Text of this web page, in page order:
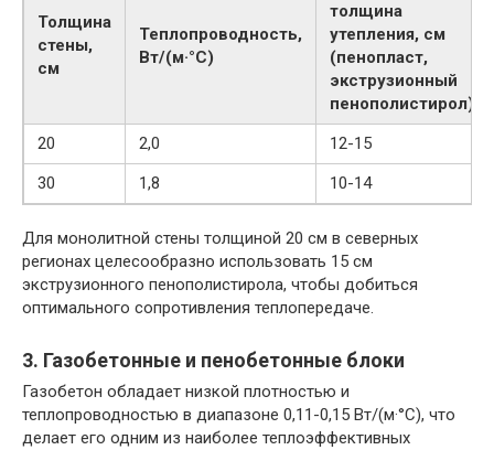
Толщина
стены,
см
Теплопроводность,
Вт/(м·°C)
толщина
утепления, см
(пенопласт,
экструзионный
пенополистирол)
20
2,0
12-15
30
1,8 10-14
Для монолитной стены толщиной 20 см в северных
регионах целесообразно использовать 15 см
экструзионного пенополистирола, чтобы добиться
оптимального сопротивления теплопередаче.
3. Газобетонные и пенобетонные блоки
Газобетон обладает низкой плотностью и
теплопроводностью в диапазоне 0,11-0,15 Вт/(м·°C), что
делает его одним из наиболее теплоэффективных